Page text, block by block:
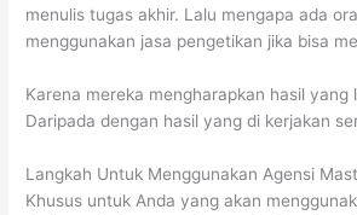
menulis tugas akhir. Lalu mengapa ada
menggunakan jasa pengetikan jika bisa
Karena mereka mengharapkan hasil yang
Daripada dengan hasil yang di kerjakan
Langkah Untuk Menggunakan Agensi
Khusus untuk Anda yang akan